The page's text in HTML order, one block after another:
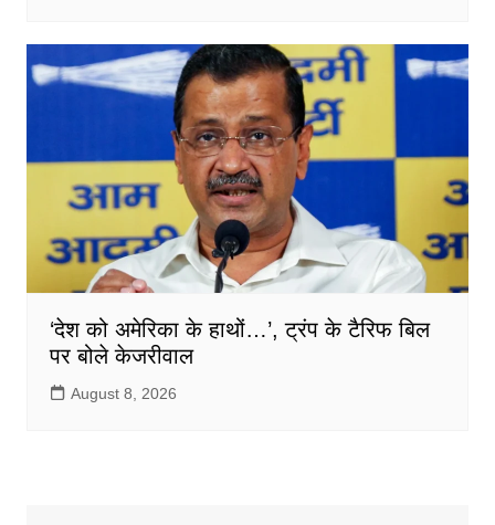
‘देश को अमेरिका के हाथों…’, ट्रंप के टैरिफ बिल
पर बोले केजरीवाल
August 8, 2026